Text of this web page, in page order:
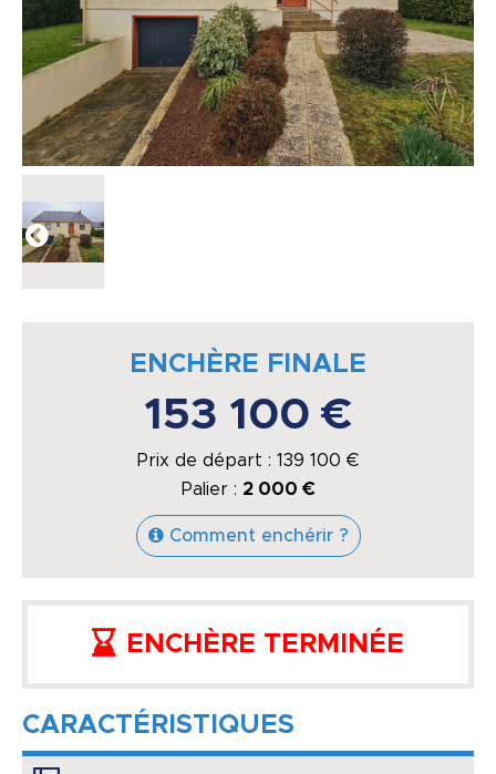
ENCHÈRE FINALE
153 100 €
Prix de départ : 139 100 €
Palier : 2 000 €
Comment enchérir ?
ENCHÈRE TERMINÉE
CARACTÉRISTIQUES